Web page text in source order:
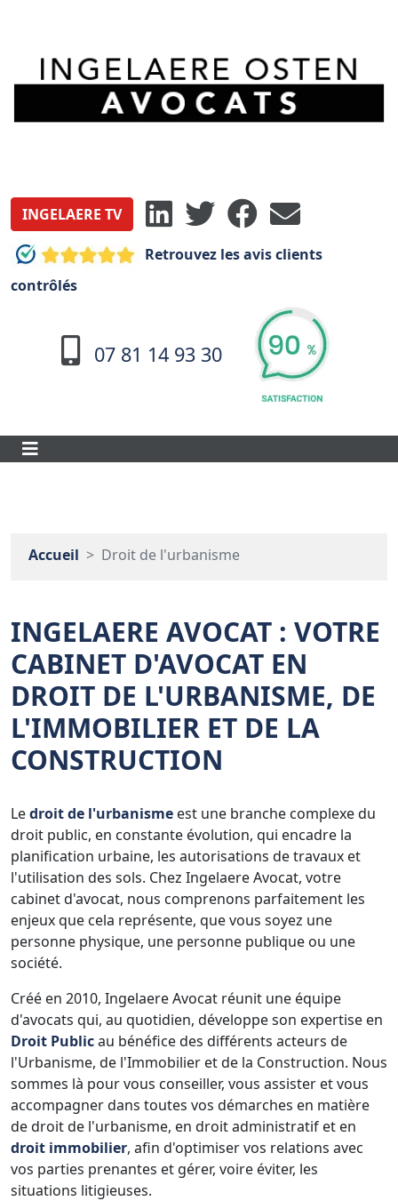
INGELAERE TV
Retrouvez les avis clients
contrôlés
07 81 14 93 30
Accueil Droit de l'urbanisme
INGELAERE AVOCAT : VOTRE
CABINET D'AVOCAT EN
DROIT DE L'URBANISME, DE
L'IMMOBILIER ET DE LA
CONSTRUCTION
Ledroit de l'urbanisme est une branche complexe du
droit public, en constante évolution, qui encadre la
planification urbaine, les autorisations de travaux et
l'utilisation des sols. Chez Ingelaere Avocat, votre
cabinet d'avocat, nous comprenons parfaitement les
enjeux que cela représente, que vous soyez une
personne physique, une personne publique ou une
société.
Créé en 2010, Ingelaere Avocat réunit une équipe
d'avocats qui, au quotidien, développe son expertise en
Droit Publicau bénéfice des différents acteurs de
l'Urbanisme, de l'Immobilier et de la Construction. Nous
sommes là pour vous conseiller, vous assister et vous
accompagner dans toutes vos démarches en matière
de droit de l'urbanisme, en droit administratif et en
droit immobilier, afin d'optimiser vos relations avec
vos parties prenantes et gérer, voire éviter, les
situations litigieuses.